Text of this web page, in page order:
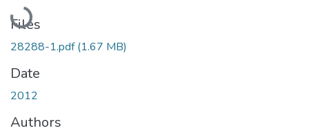
Files
28288-1.pdf(1.67 MB)
Date
2012
Authors